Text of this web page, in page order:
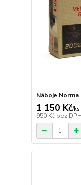
Náboje Norma
1 150 Kč/ks
950 Kč bez DPH